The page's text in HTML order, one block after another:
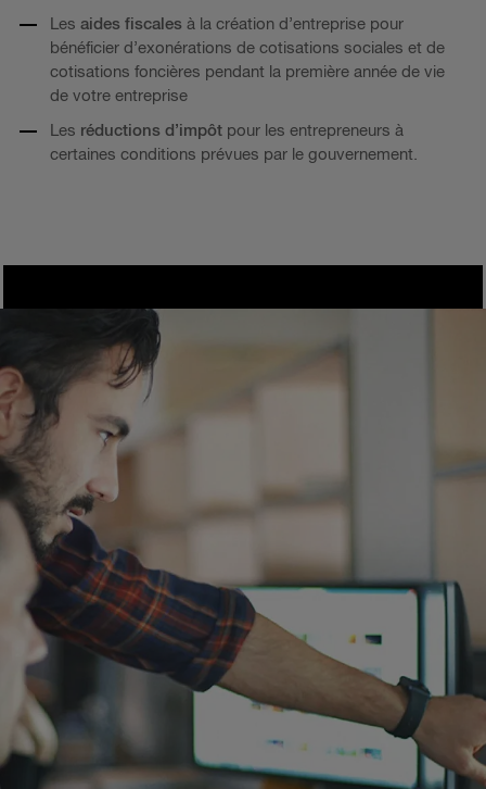
Les aides fiscales à la création d’entreprise pour
bénéficier d’exonérations de cotisations sociales et de
cotisations foncières pendant la première année de vie
de votre entreprise
Les réductions d’impôt pour les entrepreneurs à
certaines conditions prévues par le gouvernement.